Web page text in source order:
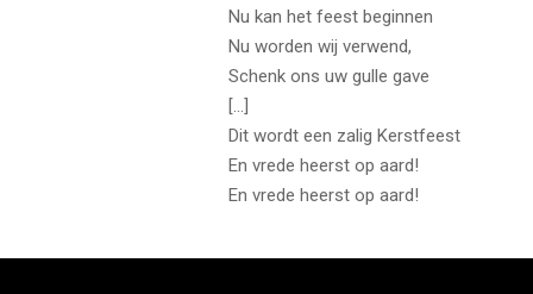
Nu kan het feest beginnen
Nu worden wij verwend,
Schenk ons uw gulle gave
[...]
Dit wordt een zalig Kerstfeest
En vrede heerst op aard!
En vrede heerst op aard!